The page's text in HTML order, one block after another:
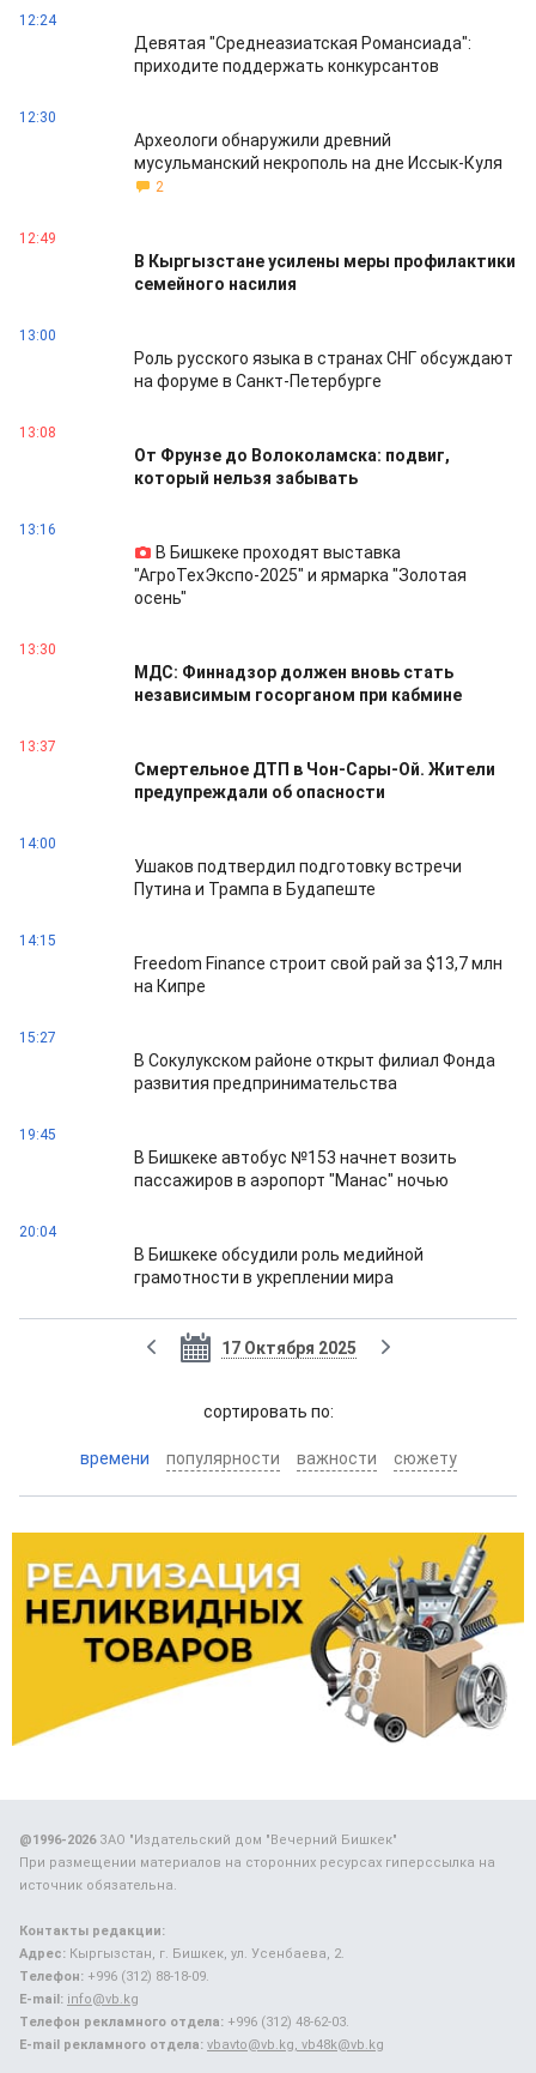
12:24
Девятая "Среднеазиатская Романсиада":
приходите поддержать конкурсантов
12:30
Археологи обнаружили древний
мусульманский некрополь на дне Иссык-Куля
2
12:49
В Кыргызстане усилены меры профилактики
семейного насилия
13:00
Роль русского языка в странах СНГ обсуждают
на форуме в Санкт-Петербурге
13:08
От Фрунзе до Волоколамска: подвиг,
который нельзя забывать
13:16
В Бишкеке проходят выставка
"АгроТехЭкспо-2025" и ярмарка "Золотая
осень"
13:30
МДС: Финнадзор должен вновь стать
независимым госорганом при кабмине
13:37
Смертельное ДТП в Чон-Сары-Ой. Жители
предупреждали об опасности
14:00
Ушаков подтвердил подготовку встречи
Путина и Трампа в Будапеште
14:15
Freedom Finance строит свой рай за $13,7 млн
на Кипре
15:27
В Сокулукском районе открыт филиал Фонда
развития предпринимательства
19:45
В Бишкеке автобус №153 начнет возить
пассажиров в аэропорт "Манас" ночью
20:04
В Бишкеке обсудили роль медийной
грамотности в укреплении мира
17 Октября 2025
cортировать по:
времени популярности важности сюжету
@1996-2026ЗАО "Издательский дом "Вечерний Бишкек"
При размещении материалов на сторонних ресурсах гиперссылка на
источник обязательна.
Контакты редакции:
Адрес: Кыргызстан, г. Бишкек, ул. Усенбаева, 2.
Телефон: +996 (312) 88-18-09.
E-mail: info@vb.kg
Телефон рекламного отдела: +996 (312) 48-62-03.
E-mail рекламного отдела: vbavto@vb.kg, vb48k@vb.kg